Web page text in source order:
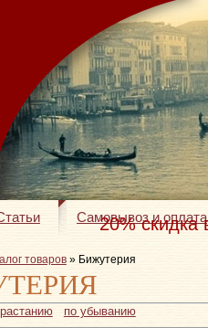
Самовывоз и оплата
20% скидка
товаров» Бижутерия
по убыванию